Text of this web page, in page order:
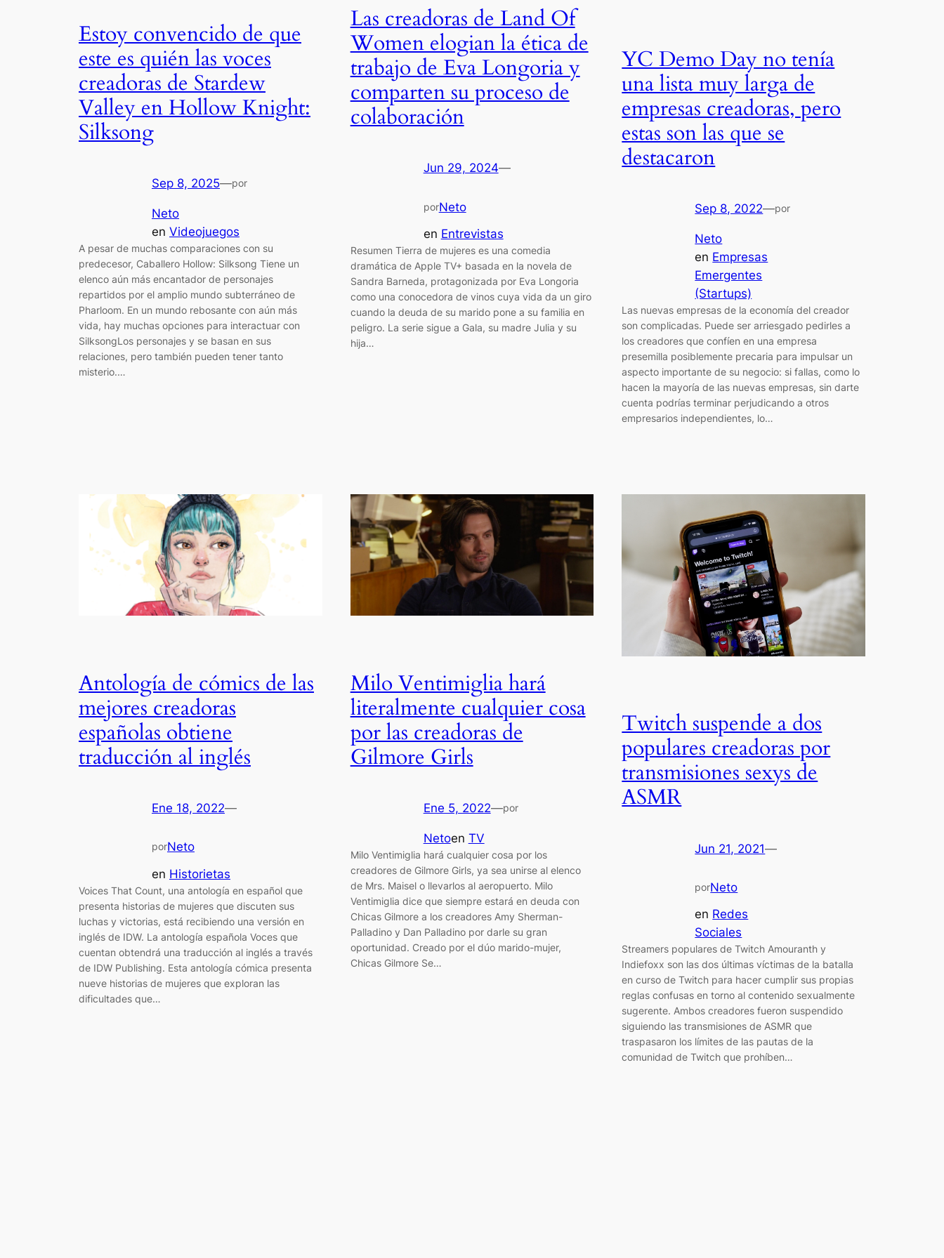
Estoy convencido de que
este es quién las voces
creadoras de Stardew
Valley en Hollow Knight:
Silksong
Sep 8, 2025—por
Neto
en Videojuegos
A pesar de muchas comparaciones con su
predecesor, Caballero Hollow: Silksong Tiene un
elenco aún más encantador de personajes
repartidos por el amplio mundo subterráneo de
Pharloom. En un mundo rebosante con aún más
vida, hay muchas opciones para interactuar con
SilksongLos personajes y se basan en sus
relaciones, pero también pueden tener tanto
misterio.…
Las creadoras de Land Of
Women elogian la ética de
trabajo de Eva Longoria y
comparten su proceso de
colaboración
Jun 29, 2024—
porNeto
en Entrevistas
Resumen Tierra de mujeres es una comedia
dramática de Apple TV+ basada en la novela de
Sandra Barneda, protagonizada por Eva Longoria
como una conocedora de vinos cuya vida da un giro
cuando la deuda de su marido pone a su familia en
peligro. La serie sigue a Gala, su madre Julia y su
hija…
YC Demo Day no tenía
una lista muy larga de
empresas creadoras, pero
estas son las que se
destacaron
Sep 8, 2022—por
Neto
en Empresas
Emergentes
(Startups)
Las nuevas empresas de la economía del creador
son complicadas. Puede ser arriesgado pedirles a
los creadores que confíen en una empresa
presemilla posiblemente precaria para impulsar un
aspecto importante de su negocio: si fallas, como lo
hacen la mayoría de las nuevas empresas, sin darte
cuenta podrías terminar perjudicando a otros
empresarios independientes, lo…
Antología de cómics de las
mejores creadoras
españolas obtiene
traducción al inglés
Ene 18, 2022—
porNeto
en Historietas
Voices That Count, una antología en español que
presenta historias de mujeres que discuten sus
luchas y victorias, está recibiendo una versión en
inglés de IDW. La antología española Voces que
cuentan obtendrá una traducción al inglés a través
de IDW Publishing. Esta antología cómica presenta
nueve historias de mujeres que exploran las
dificultades que…
Milo Ventimiglia hará
literalmente cualquier cosa
por las creadoras de
Gilmore Girls
Ene 5, 2022—por
Netoen TV
Milo Ventimiglia hará cualquier cosa por los
creadores de Gilmore Girls, ya sea unirse al elenco
de Mrs. Maisel o llevarlos al aeropuerto. Milo
Ventimiglia dice que siempre estará en deuda con
Chicas Gilmore a los creadores Amy Sherman-
Palladino y Dan Palladino por darle su gran
oportunidad. Creado por el dúo marido-mujer,
Chicas Gilmore Se…
Twitch suspende a dos
populares creadoras por
transmisiones sexys de
ASMR
Jun 21, 2021—
porNeto
en Redes
Sociales
Streamers populares de Twitch Amouranth y
Indiefoxx son las dos últimas víctimas de la batalla
en curso de Twitch para hacer cumplir sus propias
reglas confusas en torno al contenido sexualmente
sugerente. Ambos creadores fueron suspendido
siguiendo las transmisiones de ASMR que
traspasaron los límites de las pautas de la
comunidad de Twitch que prohíben…